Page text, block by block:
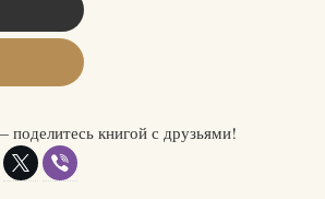
книгой с друзьями!